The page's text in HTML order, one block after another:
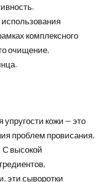
комплексного
очищение,
кожи — это
проблем провисания,
С высокой
эти сыворотки